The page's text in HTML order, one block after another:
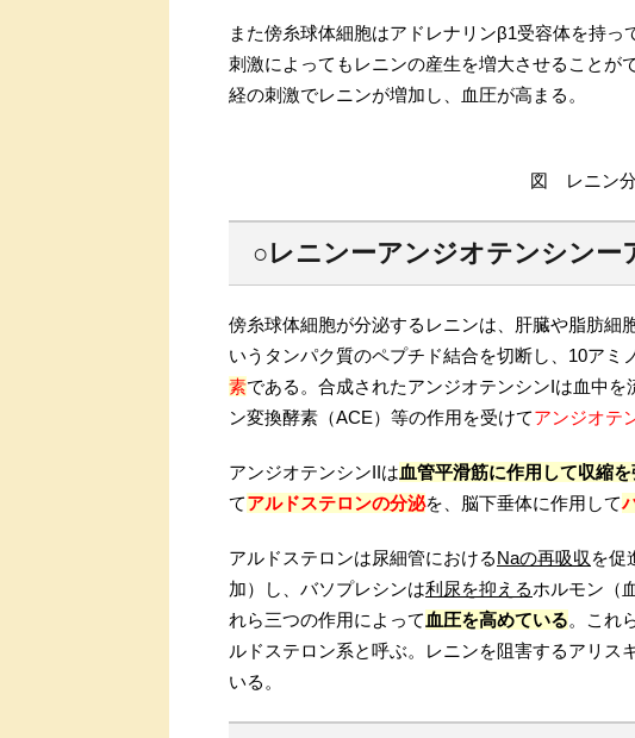
また傍糸球体細胞はアドレナリンβ1受容体を持
刺激によってもレニンの産生を増大させることが
経の刺激でレニンが増加し、血圧が高まる。
図 レニン
○レニンーアンジオテンシンー
傍糸球体細胞が分泌するレニンは、肝臓や脂肪細
いうタンパク質のペプチド結合を切断し、10アミ
素である。合成されたアンジオテンシンIは血中
ン変換酵素（ACE）等の作用を受けてアンジオテ
アンジオテンシンIIは血管平滑筋に作用して収縮
てアルドステロンの分泌を、脳下垂体に作用して
アルドステロンは尿細管におけるNaの再吸収 を促
加）し、バソプレシンは利尿を抑えるホルモン（
れら三つの作用によって 血圧を高めている。これ
ルドステロン系と呼ぶ。レニンを阻害するアリス
いる。